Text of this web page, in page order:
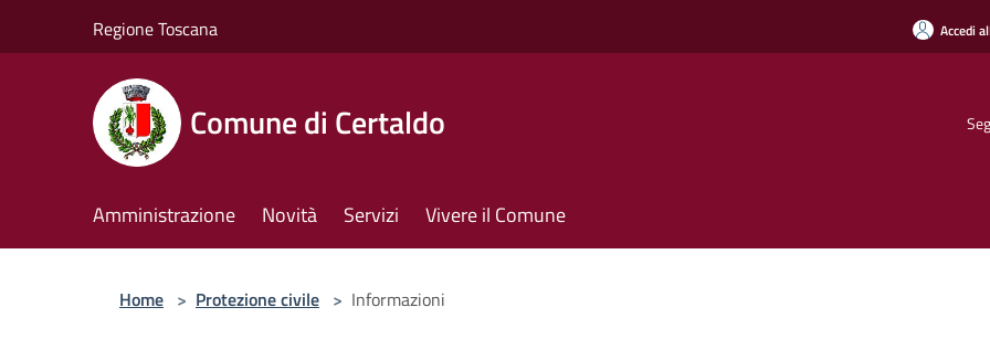
Regione Toscana Accedi
Comune di Certaldo
Amministrazione Novità Servizi Vivere il Comune
Home > Protezione civile > Informazioni